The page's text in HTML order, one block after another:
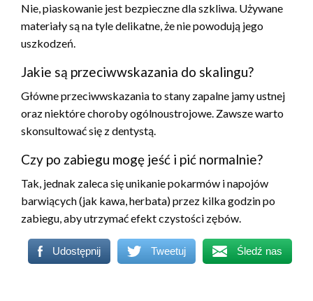
Nie, piaskowanie jest bezpieczne dla szkliwa. Używane
materiały są na tyle delikatne, że nie powodują jego
uszkodzeń.
Jakie są przeciwwskazania do skalingu?
Główne przeciwwskazania to stany zapalne jamy ustnej
oraz niektóre choroby ogólnoustrojowe. Zawsze warto
skonsultować się z dentystą.
Czy po zabiegu mogę jeść i pić normalnie?
Tak, jednak zaleca się unikanie pokarmów i napojów
barwiących (jak kawa, herbata) przez kilka godzin po
zabiegu, aby utrzymać efekt czystości zębów.
Udostępnij Tweetuj Śledź nas